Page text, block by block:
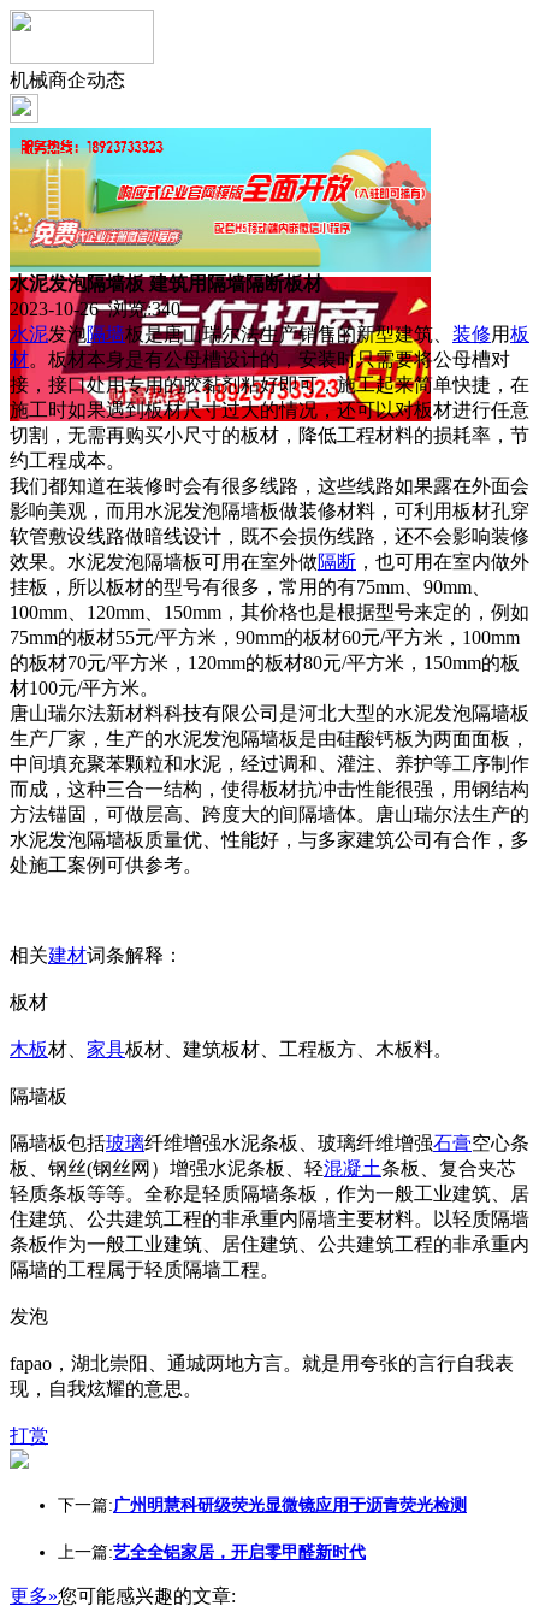
机械商企动态
水泥发泡隔墙板 建筑用隔墙隔断板材
2023-10-26 浏览:340
水泥发泡隔墙板是唐山瑞尔法生产销售的新型建筑、 装修用板
材。板材本身是有公母槽设计的，安装时只需要将公母槽对
接，接口处用专用的胶黏剂粘好即可，施工起来简单快捷，在
施工时如果遇到板材尺寸过大的情况，还可以对板材进行任意
切割，无需再购买小尺寸的板材，降低工程材料的损耗率，节
约工程成本。
我们都知道在装修时会有很多线路，这些线路如果露在外面会
影响美观，而用水泥发泡隔墙板做装修材料，可利用板材孔穿
软管敷设线路做暗线设计，既不会损伤线路，还不会影响装修
效果。水泥发泡隔墙板可用在室外做隔断 ，也可用在室内做外
挂板，所以板材的型号有很多，常用的有75mm、90mm、
100mm、120mm、150mm，其价格也是根据型号来定的，例如
75mm的板材55元/平方米，90mm的板材60元/平方米，100mm
的板材70元/平方米，120mm的板材80元/平方米，150mm的板
材100元/平方米。
唐山瑞尔法新材料科技有限公司是河北大型的水泥发泡隔墙板
生产厂家，生产的水泥发泡隔墙板是由硅酸钙板为两面面板，
中间填充聚苯颗粒和水泥，经过调和、灌注、养护等工序制作
而成，这种三合一结构，使得板材抗冲击性能很强，用钢结构
方法锚固，可做层高、跨度大的间隔墙体。唐山瑞尔法生产的
水泥发泡隔墙板质量优、性能好，与多家建筑公司有合作，多
处施工案例可供参考。
相关建材词条解释：
板材
木板材、 家具板材、建筑板材、工程板方、木板料。
隔墙板
隔墙板包括玻璃纤维增强水泥条板、玻璃纤维增强石膏空心条
板、钢丝(钢丝网）增强水泥条板、轻混凝土条板、复合夹芯
轻质条板等等。全称是轻质隔墙条板，作为一般工业建筑、居
住建筑、公共建筑工程的非承重内隔墙主要材料。以轻质隔墙
条板作为一般工业建筑、居住建筑、公共建筑工程的非承重内
隔墙的工程属于轻质隔墙工程。
发泡
fapao，湖北崇阳、通城两地方言。就是用夸张的言行自我表
现，自我炫耀的意思。
打赏
下一篇:广州明慧科研级荧光显微镜应用于沥青荧光检测
上一篇:艺全全铝家居，开启零甲醛新时代
更多»您可能感兴趣的文章: